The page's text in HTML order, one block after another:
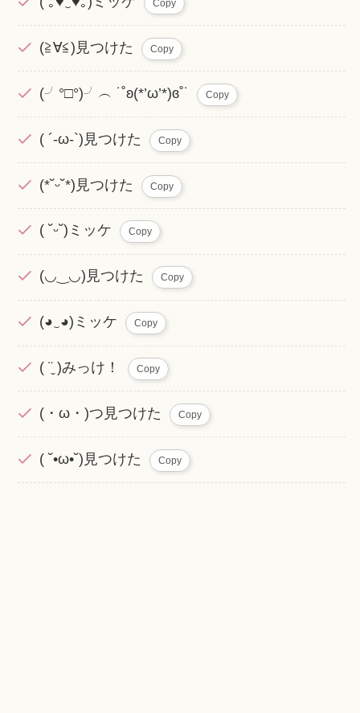
Copy
(≧∀≦)見つけた Copy
(╯°□°)╯︵ ˙˚ʚ(*’ω’*)ɞ˚˙ Copy
( ´-ω-`)見つけた Copy
(*˘ᵕ˘*)見つけた Copy
( ˘ᵕ˘)ミッケ Copy
(◡‿◡)見つけた Copy
(◕‿◕)ミッケ Copy
( ¨̮ )みっけ！ Copy
(・ω・)つ見つけた Copy
( ˘•ω•˘)見つけた Copy